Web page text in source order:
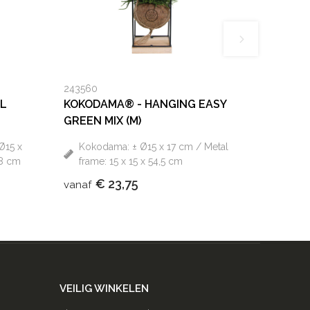
x
cm
243560
KOKODAMA® - HANGING EASY
GREEN MIX (M)
Kokodama: ± Ø15 x 17 cm / Metal
frame: 15 x 15 x 54,5 cm
vanaf € 23,75
VEILIG WINKELEN